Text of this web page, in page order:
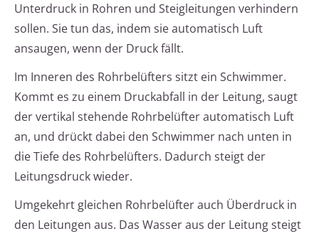
Unterdruck in Rohren und Steigleitungen verhindern
sollen. Sie tun das, indem sie automatisch Luft
ansaugen, wenn der Druck fällt.
Im Inneren des Rohrbelüfters sitzt ein Schwimmer.
Kommt es zu einem Druckabfall in der Leitung, saugt
der vertikal stehende Rohrbelüfter automatisch Luft
an, und drückt dabei den Schwimmer nach unten in
die Tiefe des Rohrbelüfters. Dadurch steigt der
Leitungsdruck wieder.
Umgekehrt gleichen Rohrbelüfter auch Überdruck in
den Leitungen aus. Das Wasser aus der Leitung steigt